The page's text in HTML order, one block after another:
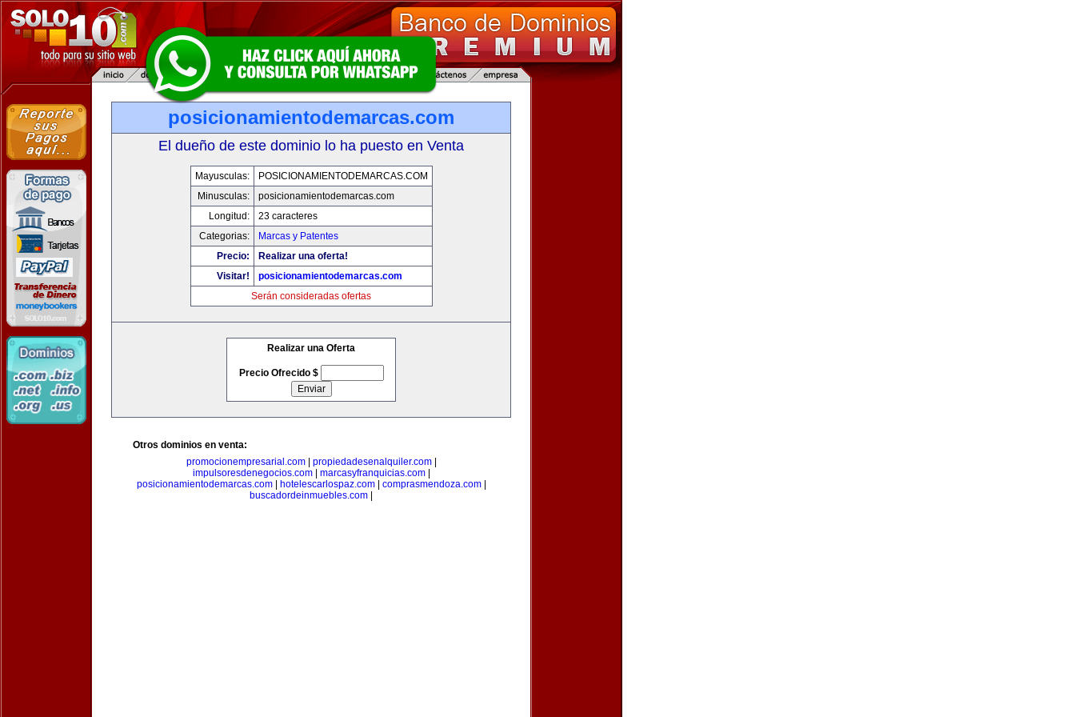
posicionamientodemarcas.com
El dueño de este dominio lo ha puesto en Venta
Mayusculas:
POSICIONAMIENTODEMARCAS.COM
Minusculas:
posicionamientodemarcas.com
Longitud:
23 caracteres
Categorias:
Marcas y Patentes
Precio:
Realizar una oferta!
Visitar!
posicionamientodemarcas.com
Serán consideradas ofertas
Realizar una Oferta
Precio Ofrecido $
Otros dominios en venta:
promocionempresarial.com| propiedadesenalquiler.com|
impulsoresdenegocios.com| marcasyfranquicias.com|
posicionamientodemarcas.com| hotelescarlospaz.com| comprasmendoza.com|
buscadordeinmuebles.com